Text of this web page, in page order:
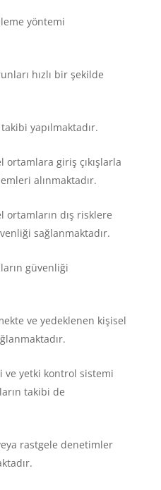
yöntemi
hızlı bir şekilde
yapılmaktadır.
ortamlara giriş çıkışlarla
alınmaktadır.
ortamların dış risklere
sağlanmaktadır.
güvenliği
ve yedeklenen kişisel
ve yetki kontrol sistemi
takibi de
rastgele denetimler